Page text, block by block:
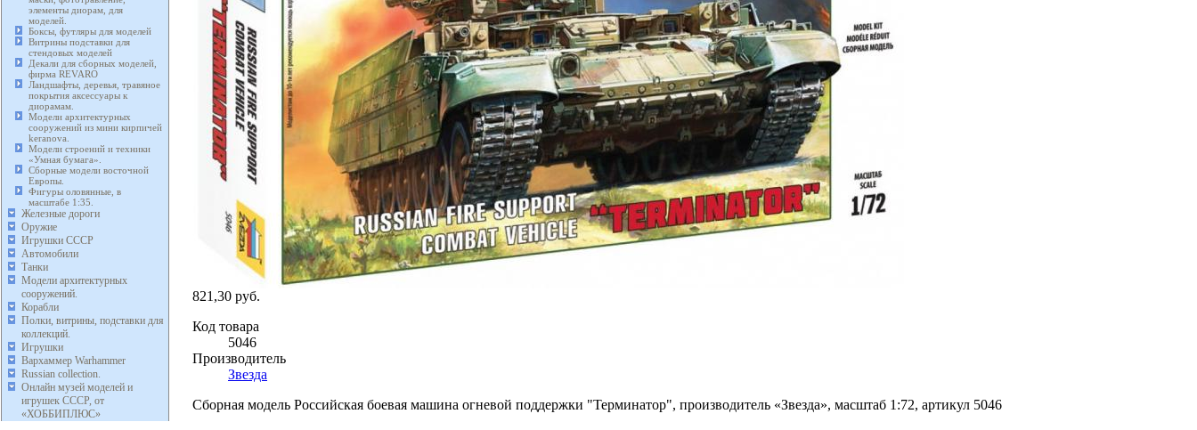
элементы диорам, для
моделей.
Боксы, футляры для моделей
Витрины подставки для
стендовых моделей
Декали для сборных моделей,
фирма REVARO
Ландшафты, деревья, травяное
покрытия аксессуары к
диорамам.
Модели архитектурных
сооружений из мини кирпичей
keranova.
Модели строений и техники
«Умная бумага».
Сборные модели восточной
Европы.
Фигуры оловянные, в
масштабе 1:35.
Железные дороги
Оружие
Игрушки СССР
Автомобили
Танки
Модели архитектурных
сооружений.
Корабли
Полки, витрины, подставки для
коллекций.
Игрушки
Вархаммер Warhammer
Russian collection.
Онлайн музей моделей и
игрушек СССР, от
«ХОББИПЛЮС»
821,30 руб.
Код товара
5046
Производитель
Звезда
Сборная модель Российская боевая машина огневой поддержки "Терминатор", производитель «Звезда», масштаб 1:72, артикул 5046